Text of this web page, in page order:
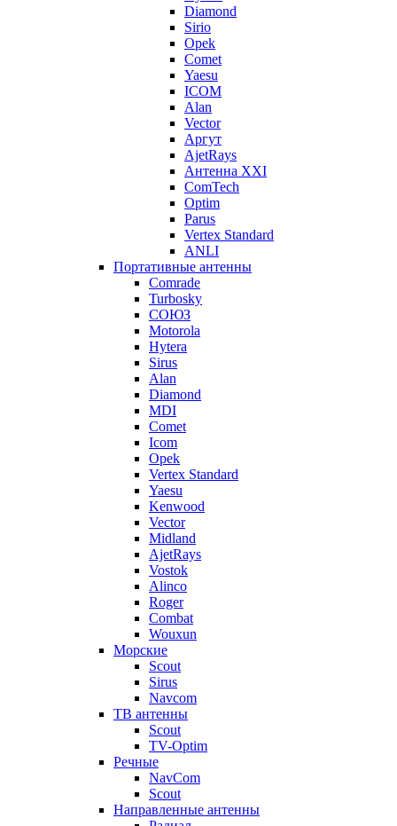
Diamond
Sirio
Opek
Comet
Yaesu
ICOM
Alan
Vector
Аргут
AjetRays
Антенна XXI
ComTech
Optim
Parus
Vertex Standard
ANLI
Портативные антенны
Comrade
Turbosky
СОЮЗ
Motorola
Hytera
Sirus
Alan
Diamond
MDI
Comet
Icom
Opek
Vertex Standard
Yaesu
Kenwood
Vector
Midland
AjetRays
Vostok
Alinco
Roger
Combat
Wouxun
Морские
Scout
Sirus
Navcom
ТВ антенны
Scout
TV-Optim
Речные
NavCom
Scout
Направленные антенны